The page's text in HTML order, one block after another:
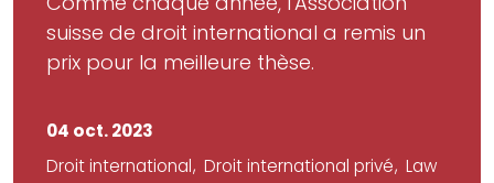
suisse de droit international a remis un
prix pour la meilleure thèse.
04 oct. 2023
Droit international Droit international privé Law